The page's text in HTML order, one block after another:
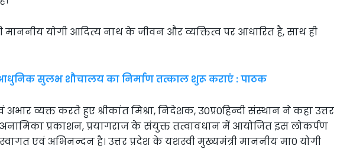
योगी आदित्य नाथ के जीवन और व्यक्तित्व पर आधारित है, साथ ही
सुलभ शौचालय का निर्माण तत्काल शुरू कराएं : पाठक
व्यक्त करते हुए श्रीकांत मिश्रा, निदेशक, उ0प्र0हिन्दी संस्थान ने कहा उत्तर
अनामिका प्रकाशन, प्रयागराज के संयुक्त तत्वावधान में आयोजित इस लोकर्पण
एवं अभिनन्दन है। उत्तर प्रदेश के यशस्वी मुख्यमंत्री माननीय मा0 योगी